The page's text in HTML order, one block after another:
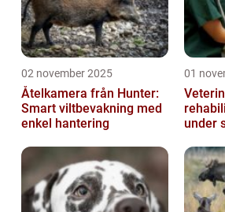
02 november 2025
Åtelkamera från Hunter:
Smart viltbevakning med
enkel hantering
01
under